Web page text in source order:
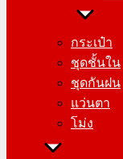
กระเป๋า
ชุดชั้นใน
ชุดกันฝน
แว่นตา
โม่ง
กระเป๋า
ชุดชั้นใน
ชุดกันฝน
แว่นตา
โม่ง
ทางเรียบ/ROAD